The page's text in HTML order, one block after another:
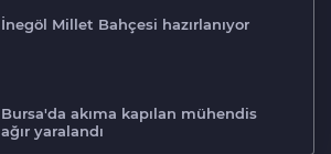
İnegöl Millet Bahçesi hazırlanıyor
Bursa'da akıma kapılan mühendis
ağır yaralandı